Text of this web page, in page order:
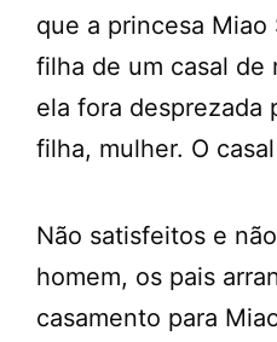
que a princesa Miao
filha de um casal de
ela fora desprezada
filha, mulher. O
Não satisfeitos e
homem, os pais
casamento para